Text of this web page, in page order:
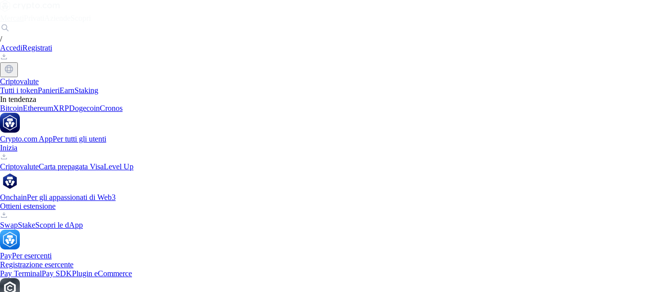
/
AccediRegistrati
Criptovalute
Tutti i tokenPanieriEarnStaking
In tendenza
BitcoinEthereumXRPDogecoinCronos
Crypto.com AppPer tutti gli utenti
Inizia
CriptovaluteCarta prepagata VisaLevel Up
OnchainPer gli appassionati di Web3
Ottieni estensione
SwapStakeScopri le dApp
PayPer esercenti
Registrazione esercente
Pay TerminalPay SDKPlugin eCommerce